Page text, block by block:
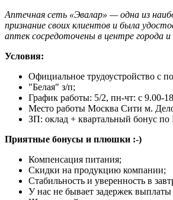
Аптечная сеть «Эвалар» — одна из
признание своих клиентов и была
аптек сосредоточены в центре
Условия:
Официальное трудоустройство с
"Белая" з/п;
График работы: 5/2, пн-чт: с 9.00-
Место работы Москва Сити м.
ЗП: оклад + квартальный бонус
Приятные бонусы и плюшки :-)
Компенсация питания;
Скидки на продукцию компании;
Стабильность и уверенность в
У нас не бывает задержек